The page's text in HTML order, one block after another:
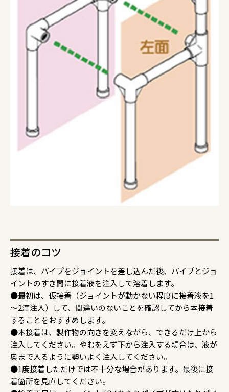
接着のコツ
接着は、パイプをジョイントを差し込んだ後、パイプとジョ
イントのすき間に接着液を注入して溶着します。
●最初は、仮接着（ジョイントが動かない程度に接着液を1
～2滴注入）して、間違いのないことを確認してから本接着
することをおすすめします。
●本接着は、製作物の向きを変えながら、できるだけ上から
注入してください。やむをえず下から注入する場合は、液が
奥まで入るように勢いよく注入してください。
●1度接着しただけでは不十分な場合があります。最後に接
着箇所を見直してください。